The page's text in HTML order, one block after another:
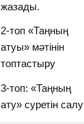
жазады.
2-топ «Таңның
атуы» мәтінін
топтастыру
3-топ: «Таңның
ату» суретін салу